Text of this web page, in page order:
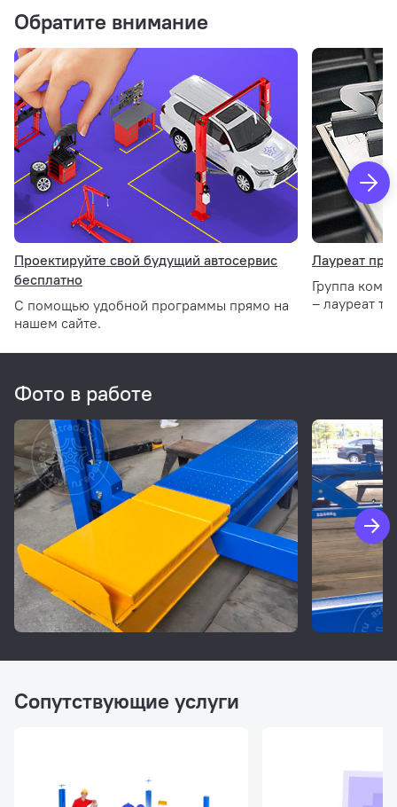
Обратите внимание
Проектируйте свой будущий автосервис
бесплатно
С помощью удобной программы прямо на
нашем сайте.
Лауреат
Группа
– лауреат
Фото в работе
Сопутствующие услуги